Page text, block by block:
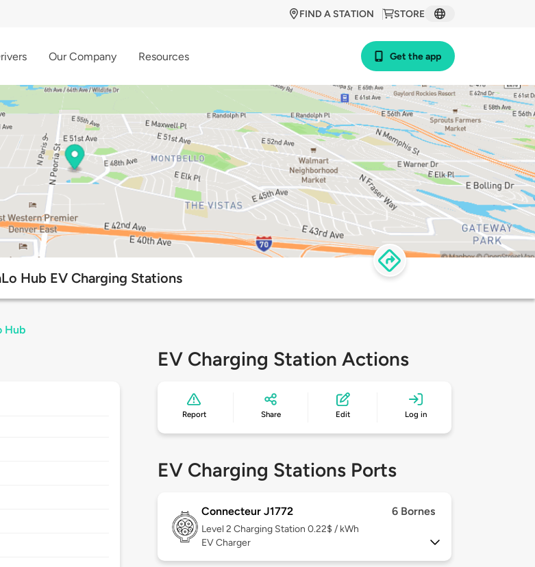
STORE
FIND A STATION
Our Company Resources Get the app
Hub EV Charging Stations
Hub
EV Charging Station Actions
Report Share Edit Log in
EV Charging Stations Ports
Connecteur J1772 6 Bornes
Level 2 Charging Station 0.22$ / kWh
EV Charger